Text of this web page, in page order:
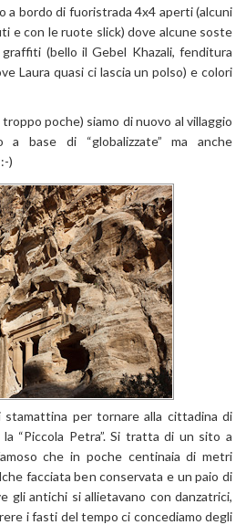
a bordo di fuoristrada 4x4 aperti (alcuni
e con le ruote slick) dove alcune soste
(bello il Gebel Khazali, fenditura
Laura quasi ci lascia un polso) e colori
poche) siamo di nuovo al villaggio
a base di “globalizzate” ma anche
)
stamattina per tornare alla cittadina di
“Piccola Petra”. Si tratta di un sito a
che in poche centinaia di metri
facciata ben conservata e un paio di
gli antichi si allietavano con danzatrici,
i fasti del tempo ci concediamo degli